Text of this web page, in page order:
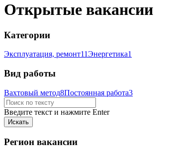
Открытые вакансии
Категории
Эксплуатация, ремонт11Энергетика1
Вид работы
Вахтовый метод8Постоянная работа3
Введите текст и нажмите Enter
Регион вакансии